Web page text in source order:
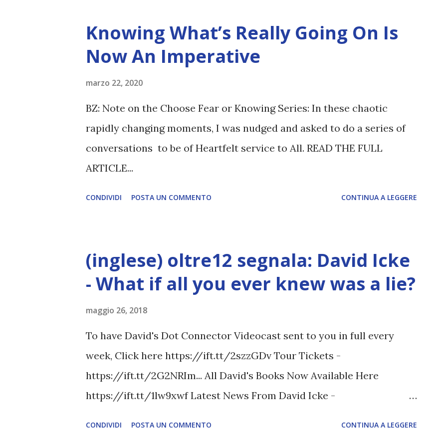
Knowing What’s Really Going On Is
Now An Imperative
marzo 22, 2020
BZ: Note on the Choose Fear or Knowing Series: In these chaotic
rapidly changing moments, I was nudged and asked to do a series of
conversations to be of Heartfelt service to All. READ THE FULL
ARTICLE...
CONDIVIDI POSTA UN COMMENTO CONTINUA A LEGGERE
(inglese) oltre12 segnala: David Icke
- What if all you ever knew was a lie?
maggio 26, 2018
To have David's Dot Connector Videocast sent to you in full every
week, Click here https://ift.tt/2szzGDv Tour Tickets -
https://ift.tt/2G2NRIm... All David's Books Now Available Here
https://ift.tt/1lw9xwf Latest News From David Icke -
CONDIVIDI POSTA UN COMMENTO CONTINUA A LEGGERE